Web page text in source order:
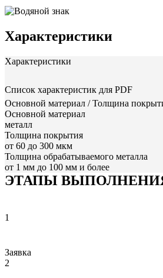
Характеристики
Характеристики
Список характеристик для PDF
Основной материал / Толщина
Основной материал
металл
Толщина покрытия
от 60 до 300 мкм
Толщина обрабатываемого металла
от 1 мм до 100 мм и более
ЭТАПЫ
1
Заявка
2